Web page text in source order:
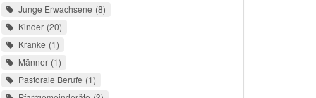
Junge Erwachsene 8
Kinder 20
Kranke 1
Männer 1
Pastorale Berufe 1